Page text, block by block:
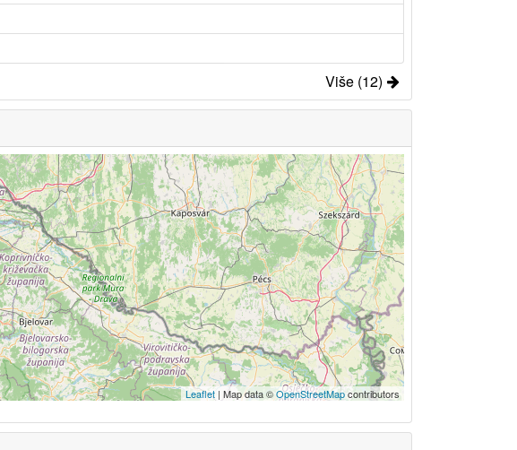
Više (12)
Leaflet | Map data ©OpenStreetMapcontributors